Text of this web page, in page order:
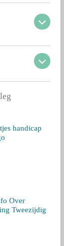
handicap
Over
Tweezijdig